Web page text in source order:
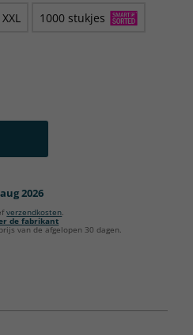
2026
1000 stukjes
verzendkosten.
de fabrikant
van de afgelopen 30 dagen.